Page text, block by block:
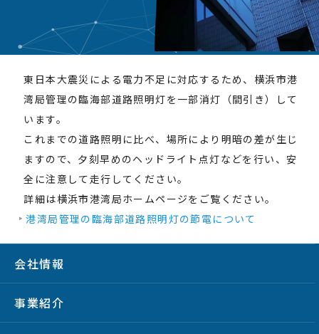
東日本大震災による電力不足に対応するため、横浜市港
湾局管理の臨海部道路照明灯を一部消灯（間引き）して
います。
これまでの道路照明に比べ、場所により明暗の差が生じ
ますので、夕刻早めのヘッドライト点灯などを行い、安
全に注意して走行してください。
詳細は横浜市港湾局ホームページをご覧ください。
港湾局管理の臨海部道路照明灯の節電について
会社情報
事業紹介